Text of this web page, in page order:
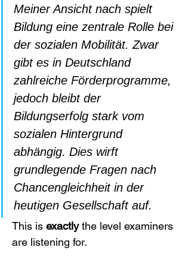
Meiner Ansicht nach spielt
Bildung eine zentrale Rolle bei
der sozialen Mobilität. Zwar
gibt es in Deutschland
zahlreiche Förderprogramme,
jedoch bleibt der
Bildungserfolg stark vom
sozialen Hintergrund
abhängig. Dies wirft
grundlegende Fragen nach
Chancengleichheit in der
heutigen Gesellschaft auf.
This is exactly the level examiners
are listening for.